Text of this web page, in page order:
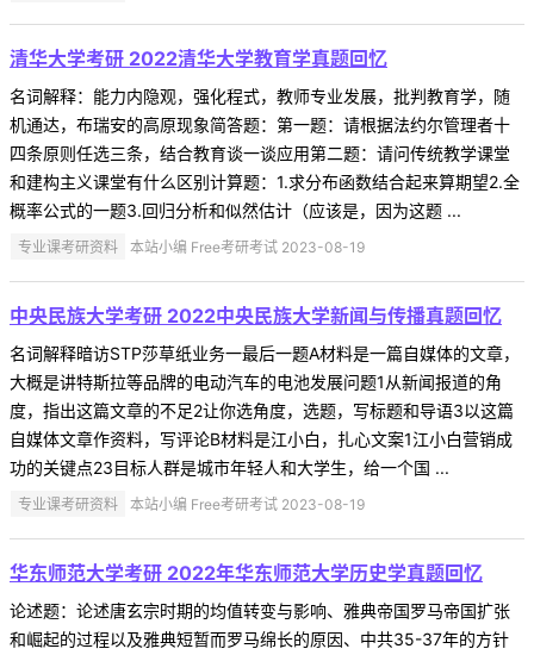
清华大学考研 2022清华大学教育学真题回忆
名词解释：能力内隐观，强化程式，教师专业发展，批判教育学，随
机通达，布瑞安的高原现象简答题：第一题：请根据法约尔管理者十
四条原则任选三条，结合教育谈一谈应用第二题：请问传统教学课堂
和建构主义课堂有什么区别计算题：1.求分布函数结合起来算期望2.全
概率公式的一题3.回归分析和似然估计（应该是，因为这题 ...
专业课考研资料 本站小编 Free考研考试 2023-08-19
中央民族大学考研 2022中央民族大学新闻与传播真题回忆
名词解释暗访STP莎草纸业务一最后一题A材料是一篇自媒体的文章，
大概是讲特斯拉等品牌的电动汽车的电池发展问题1从新闻报道的角
度，指出这篇文章的不足2让你选角度，选题，写标题和导语3以这篇
自媒体文章作资料，写评论B材料是江小白，扎心文案1江小白营销成
功的关键点23目标人群是城市年轻人和大学生，给一个国 ...
专业课考研资料 本站小编 Free考研考试 2023-08-19
华东师范大学考研 2022年华东师范大学历史学真题回忆
论述题：论述唐玄宗时期的均值转变与影响、雅典帝国罗马帝国扩张
和崛起的过程以及雅典短暂而罗马绵长的原因、中共35-37年的方针